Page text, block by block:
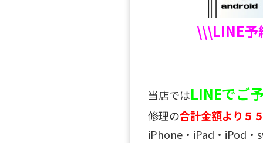
\\\LINE
当店ではLINEでご
修理の合計金額より５
iPhone・iPad・iPod・